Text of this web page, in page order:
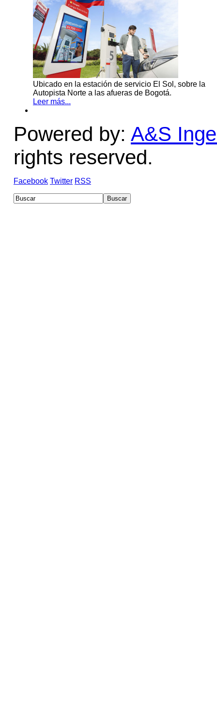
Ubicado en la estación de servicio El Sol, sobre la
Autopista Norte a las afueras de Bogotá.
Leer más...
Powered by: A&S
rights reserved.
Facebook Twitter RSS